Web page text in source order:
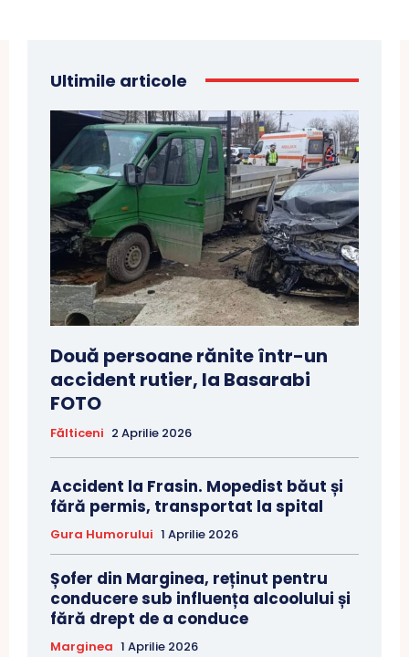
Ultimile articole
Două persoane rănite într-un
accident rutier, la Basarabi
FOTO
Fălticeni 2 Aprilie 2026
Accident la Frasin. Mopedist băut și
fără permis, transportat la spital
Gura Humorului 1 Aprilie 2026
Șofer din Marginea, reținut pentru
conducere sub influența alcoolului și
fără drept de a conduce
Marginea 1 Aprilie 2026